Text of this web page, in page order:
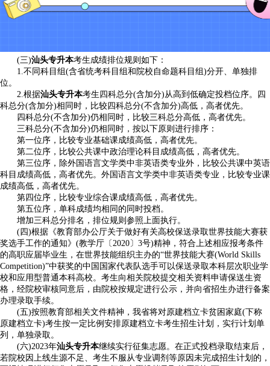
(三)汕头专升本考生成绩排位规则如下：
1.不同科目组(含省统考科目组和院校自命题科目组)分开、单独排
位。
2.根据汕头专升本考生四科总分(含加分)从高到低确定投档位序。四
科总分(含加分)相同时，比较四科总分(不含加分)高低，高者优先。
四科总分(不含加分)仍相同时，比较三科总分高低，高者优先。
三科总分(不含加分)仍相同时，按以下原则进行排序：
第一位序，比较专业基础课成绩高低，高者优先。
第二位序，比较公共课中政治理论科目成绩高低，高者优先。
第三位序，除外国语言文学类中非英语类专业外，比较公共课中英语
科目成绩高低，高者优先。外国语言文学类中非英语类专业，比较专业课
成绩高低，高者优先。
第四位序，比较专业综合课成绩高低，高者优先。
第五位序，单科成绩均相同的同时投档。
增加三科总分排名，排位规则参照上面执行。
(四)根据《教育部办公厅关于做好有关高校保送录取世界技能大赛获
奖选手工作的通知》(教学厅〔2020〕3号)精神，符合上述相应报考条件
的高职应届毕业生，在世界技能组织主办的“世界技能大赛(World Skills
Competition)”中获奖的中国国家代表队选手可以保送录取本科层次职业学
校和应用型普通本科高校。考生向相关院校提交相关资料申请保送生资
格，经院校审核同意后，由院校按规定进行公示，并向省招生办进行备案
办理录取手续。
(五)按照教育部相关文件精神，我省将对原建档立卡贫困家庭(下称
原建档立卡)考生按一定比例安排原建档立卡考生招生计划，实行计划单
列，单独录取。
(六)2023年汕头专升本继续实行征集志愿。在正式投档录取结束后，
若院校因上线生源不足、考生不服从专业调剂等原因未完成招生计划的，